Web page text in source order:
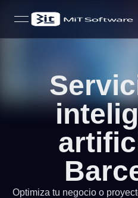
open navigation menu
Optimiza tu negocio o